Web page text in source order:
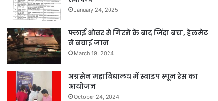
January 24, 2025
फ्लाई ओवर से गिरने के बाद जिंदा बचा, हेलमेट
ने बचाई जान
March 19, 2024
अग्रसेन महाविद्यालय में स्वाइप स्पून रेस का
आयोजन
October 24, 2024